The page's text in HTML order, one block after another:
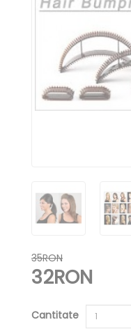
35RON
32RON
Cantitate